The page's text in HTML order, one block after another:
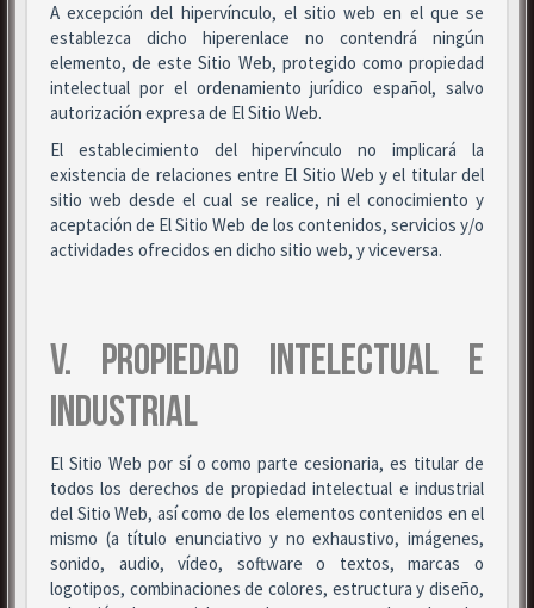
A excepción del hipervínculo, el sitio web en el que se
establezca dicho hiperenlace no contendrá ningún
elemento, de este Sitio Web, protegido como propiedad
intelectual por el ordenamiento jurídico español, salvo
autorización expresa de El Sitio Web.
El establecimiento del hipervínculo no implicará la
existencia de relaciones entre El Sitio Web y el titular del
sitio web desde el cual se realice, ni el conocimiento y
aceptación de El Sitio Web de los contenidos, servicios y/o
actividades ofrecidos en dicho sitio web, y viceversa.
V. PROPIEDAD INTELECTUAL E
INDUSTRIAL
El Sitio Web por sí o como parte cesionaria, es titular de
todos los derechos de propiedad intelectual e industrial
del Sitio Web, así como de los elementos contenidos en el
mismo (a título enunciativo y no exhaustivo, imágenes,
sonido, audio, vídeo, software o textos, marcas o
logotipos, combinaciones de colores, estructura y diseño,